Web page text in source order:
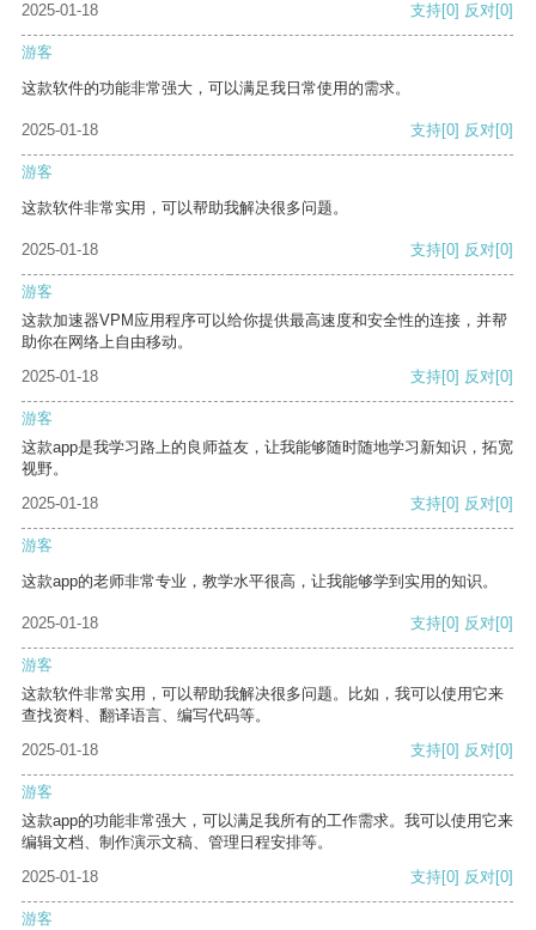
2025-01-18 支持[0] 反对[0]
游客
这款软件的功能非常强大，可以满足我日常使用的需求。
2025-01-18 支持[0] 反对[0]
游客
这款软件非常实用，可以帮助我解决很多问题。
2025-01-18 支持[0] 反对[0]
游客
这款加速器VPM应用程序可以给你提供最高速度和安全性的连接，并帮
助你在网络上自由移动。
2025-01-18
支持[0] 反对[0]
游客
这款app是我学习路上的良师益友，让我能够随时随地学习新知识，拓宽
视野。
2025-01-18
支持[0] 反对[0]
游客
这款app的老师非常专业，教学水平很高，让我能够学到实用的知识。
2025-01-18 支持[0] 反对[0]
游客
这款软件非常实用，可以帮助我解决很多问题。比如，我可以使用它来
查找资料、翻译语言、编写代码等。
2025-01-18
支持[0] 反对[0]
游客
这款app的功能非常强大，可以满足我所有的工作需求。我可以使用它来
编辑文档、制作演示文稿、管理日程安排等。
2025-01-18
支持[0] 反对[0]
游客